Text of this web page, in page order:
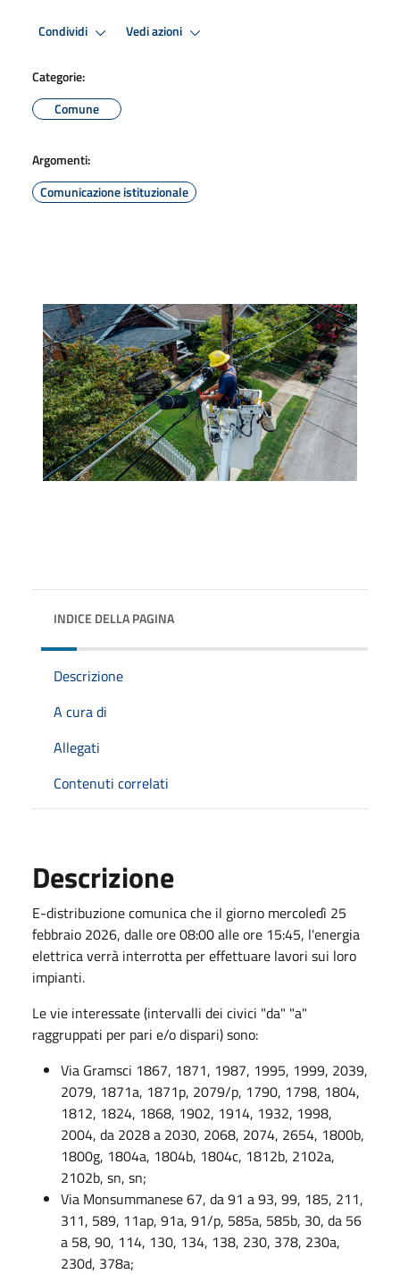
Condividi Vedi azioni
Categorie:
Comune
Argomenti:
Comunicazione istituzionale
INDICE DELLA PAGINA
Descrizione
A cura di
Allegati
Contenuti correlati
Descrizione
E-distribuzione comunica che il giorno mercoledì 25
febbraio 2026, dalle ore 08:00 alle ore 15:45, l'energia
elettrica verrà interrotta per effettuare lavori sui loro
impianti.
Le vie interessate (intervalli dei civici "da" "a"
raggruppati per pari e/o dispari) sono:
Via Gramsci 1867, 1871, 1987, 1995, 1999, 2039,
2079, 1871a, 1871p, 2079/p, 1790, 1798, 1804,
1812, 1824, 1868, 1902, 1914, 1932, 1998,
2004, da 2028 a 2030, 2068, 2074, 2654, 1800b,
1800g, 1804a, 1804b, 1804c, 1812b, 2102a,
2102b, sn, sn;
Via Monsummanese 67, da 91 a 93, 99, 185, 211,
311, 589, 11ap, 91a, 91/p, 585a, 585b, 30, da 56
a 58, 90, 114, 130, 134, 138, 230, 378, 230a,
230d, 378a;